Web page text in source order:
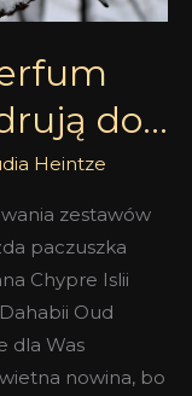
do…
Heintze
zestawów
paczuszka
Chypre Islii
Oud
dla Was
nowina, bo